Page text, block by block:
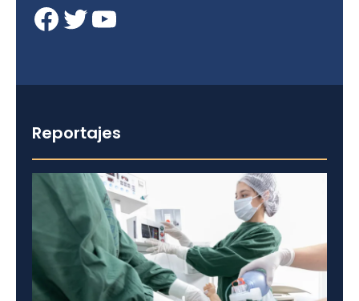
Facebook Twitter YouTube
Reportajes